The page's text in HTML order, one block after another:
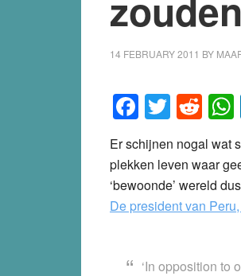
14 FEBRUARY 2011 BY
Er schijnen nogal wat
plekken leven waar
‘bewoonde’ wereld
De president van
‘In opposition to